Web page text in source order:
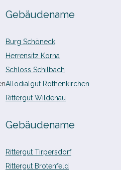
Gebäudename
Burg Schöneck
Herrensitz Korna
Schloss Schilbach
Allodialgut Rothenkirchen
Rittergut Wildenau
Gebäudename
Rittergut Tirpersdorf
Rittergut Brotenfeld